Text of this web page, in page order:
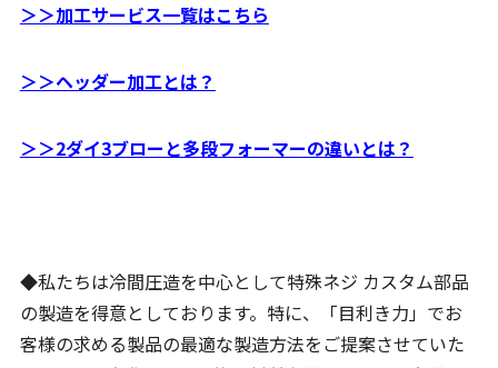
＞＞加工サービス一覧はこちら
＞＞ヘッダー加工とは？
＞＞2ダイ3ブローと多段フォーマーの違いとは？
◆私たちは冷間圧造を中心として特殊ネジ カスタム部品
の製造を得意としております。特に、「目利き力」でお
客様の求める製品の最適な製造方法をご提案させていた